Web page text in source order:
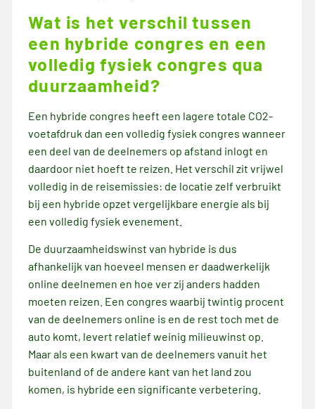
Wat is het verschil tussen
een hybride congres en een
volledig fysiek congres qua
duurzaamheid?
Een hybride congres heeft een lagere totale CO2-
voetafdruk dan een volledig fysiek congres wanneer
een deel van de deelnemers op afstand inlogt en
daardoor niet hoeft te reizen. Het verschil zit vrijwel
volledig in de reisemissies: de locatie zelf verbruikt
bij een hybride opzet vergelijkbare energie als bij
een volledig fysiek evenement.
De duurzaamheidswinst van hybride is dus
afhankelijk van hoeveel mensen er daadwerkelijk
online deelnemen en hoe ver zij anders hadden
moeten reizen. Een congres waarbij twintig procent
van de deelnemers online is en de rest toch met de
auto komt, levert relatief weinig milieuwinst op.
Maar als een kwart van de deelnemers vanuit het
buitenland of de andere kant van het land zou
komen, is hybride een significante verbetering.